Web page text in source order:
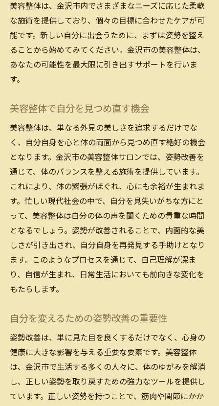
美容整体は、金沢市内でさまざまなニーズに応じた柔軟
な施術を提供しており、個々の目標に合わせたケアが可
能です。新しい自分に出会うために、まずは姿勢を整え
ることから始めてみてください。金沢市の美容整体は、
あなたの可能性を最大限に引き出すサポートを行いま
す。
美容整体で自分を見つめ直す機会
美容整体は、単なる外見の美しさを追求するだけでな
く、自分自身を心と体の両面から見つめ直す絶好の機会
となります。金沢市の美容整体サロンでは、姿勢改善を
通じて、体のバランスを整える施術を提供しています。
これにより、体の緊張がほぐれ、心にも余裕が生まれま
す。忙しい現代社会の中で、自分を見失いがちな方にと
って、美容整体は自分の体の声を聞くための貴重な時間
となるでしょう。姿勢が改善されることで、内面的な美
しさが引き出され、自分自身を再発見する手助けとなり
ます。このようなプロセスを通じて、自己理解が深ま
り、自信が生まれ、日常生活においても前向きな変化を
もたらします。
自分を変えるための姿勢改善の重要性
姿勢改善は、単に見た目を良くするだけでなく、心身の
健康に大きな影響を与える重要な要素です。美容整体
は、金沢市で生活する多くの人々に、体のゆがみを解消
し、正しい姿勢を取り戻すための強力なツールを提供し
ています。正しい姿勢を持つことで、筋肉や関節にかか